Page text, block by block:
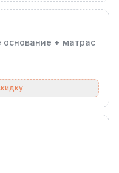
+ матрас